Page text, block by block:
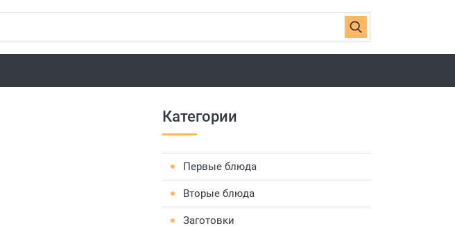
Категории
Первые блюда
Вторые блюда
Заготовки